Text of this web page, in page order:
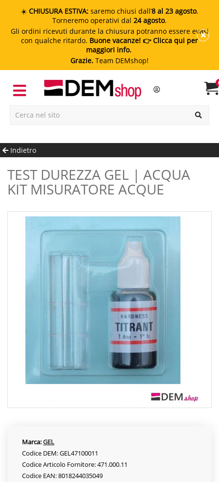
☀️ CHIUSURA ESTIVA: saremo chiusi dall’8 al 23 agosto.
Torneremo operativi dal 24 agosto.
Gli ordini ricevuti durante la chiusura potranno essere evasi
con qualche ritardo. Buone vacanze! 👉 Clicca qui per
maggiori info.
Grazie. Team DEMshop!
Indietro
TEST DUREZZA GEL | ACQUA
KIT MISURATORE ACQUE
Marca:GEL
Codice DEM: GEL47100011
Codice Articolo Fornitore: 471.000.11
Codice EAN: 8018244035049